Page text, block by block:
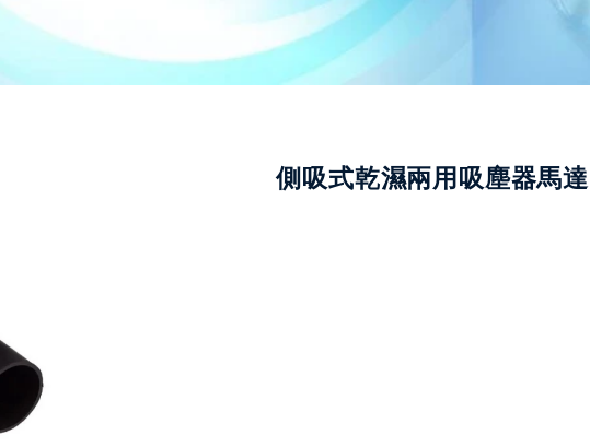
側吸式乾濕兩用吸塵器馬達